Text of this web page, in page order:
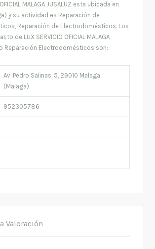
MALAGA JUSALUZ esta ubicada en
y su actividad es Reparación de
Reparación de Electrodomésticos. Los
de LUX SERVICIO OFICIAL MALAGA
Reparación Electrodomésticos son:
Av. Pedro Salinas, 5, 29010 Malaga
(Malaga)
952305786
Valoración